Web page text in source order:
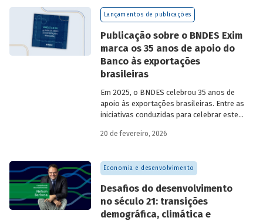
desafio.
Lançamentos de publicações
Publicação sobre o BNDES Exim
marca os 35 anos de apoio do
Banco às exportações
brasileiras
Em 2025, o BNDES celebrou 35 anos de
apoio às exportações brasileiras. Entre as
iniciativas conduzidas para celebrar este
quanto para a história do
Brasil, está o lançamento da publicação
“BNDES Exim: 35 anos de apoio às
20 de fevereiro, 2026
Economia e desenvolvimento
Desafios do desenvolvimento
no século 21: transições
demográfica, climática e